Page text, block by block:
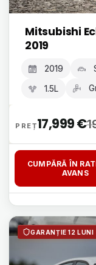
Mitsubishi
2019
2019
1.5L
17,999€
CUMPĂRĂ ÎN
AVANS
GARANȚIE 12 LUNI